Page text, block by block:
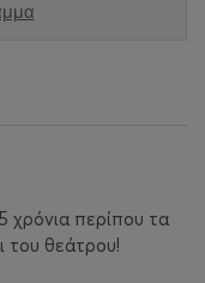
χρόνια περίπου τα
του θεάτρου!